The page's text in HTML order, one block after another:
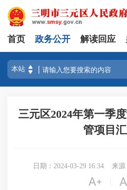
首页 政务公开 解读回应
三元区2024年第一季
管项目
日期：2024-03-29 16:34 来
